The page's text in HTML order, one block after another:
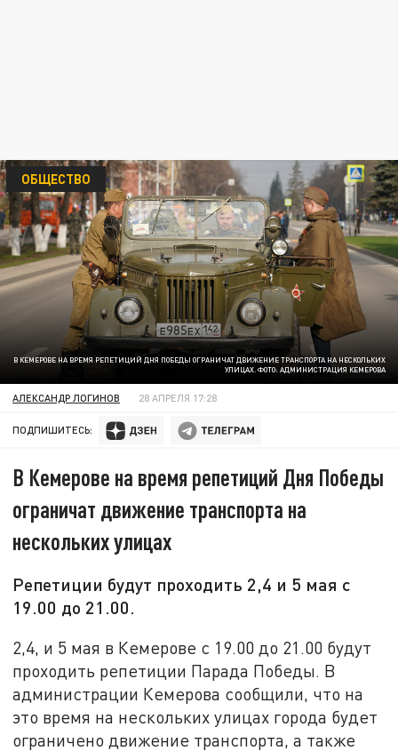
В КЕМЕРОВЕ НА ВРЕМЯ РЕПЕТИЦИЙ ДНЯ ПОБЕДЫ ОГРАНИЧАТ ДВИЖЕНИЕ ТРАНСПОРТА НА НЕСКОЛЬКИХ
УЛИЦАХ. ФОТО: АДМИНИСТРАЦИЯ КЕМЕРОВА
ОБЩЕСТВО
АЛЕКСАНДР ЛОГИНОВ 28 АПРЕЛЯ 17:28
ПОДПИШИТЕСЬ:
В Кемерове на время репетиций Дня Победы
ограничат движение транспорта на
нескольких улицах
Репетиции будут проходить 2,4 и 5 мая с
19.00 до 21.00.
2,4, и 5 мая в Кемерове с 19.00 до 21.00 будут
проходить репетиции Парада Победы. В
администрации Кемерова сообщили, что на
это время на нескольких улицах города будет
ограничено движение транспорта, а также